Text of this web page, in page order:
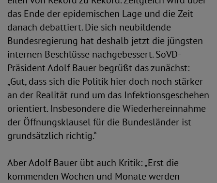
das Ende der epidemischen Lage und die Zeit
danach debattiert. Die sich neubildende
Bundesregierung hat deshalb jetzt die jüngsten
internen Beschlüsse nachgebessert. SoVD-
Präsident Adolf Bauer begrüßt das zunächst:
„Gut, dass sich die Politik hier doch noch stärker
an der Realität rund um das Infektionsgeschehen
orientiert. Insbesondere die Wiederhereinnahme
der Öffnungsklausel für die Bundesländer ist
grundsätzlich richtig.“
Aber Adolf Bauer übt auch Kritik: „Erst die
kommenden Wochen und Monate werden